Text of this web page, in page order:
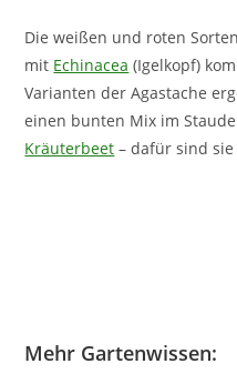
Die weißen und roten
mit Echinacea (Igelkopf)
Varianten der Agastache
einen bunten Mix im
Kräuterbeet – dafür sind
Mehr Gartenwissen: